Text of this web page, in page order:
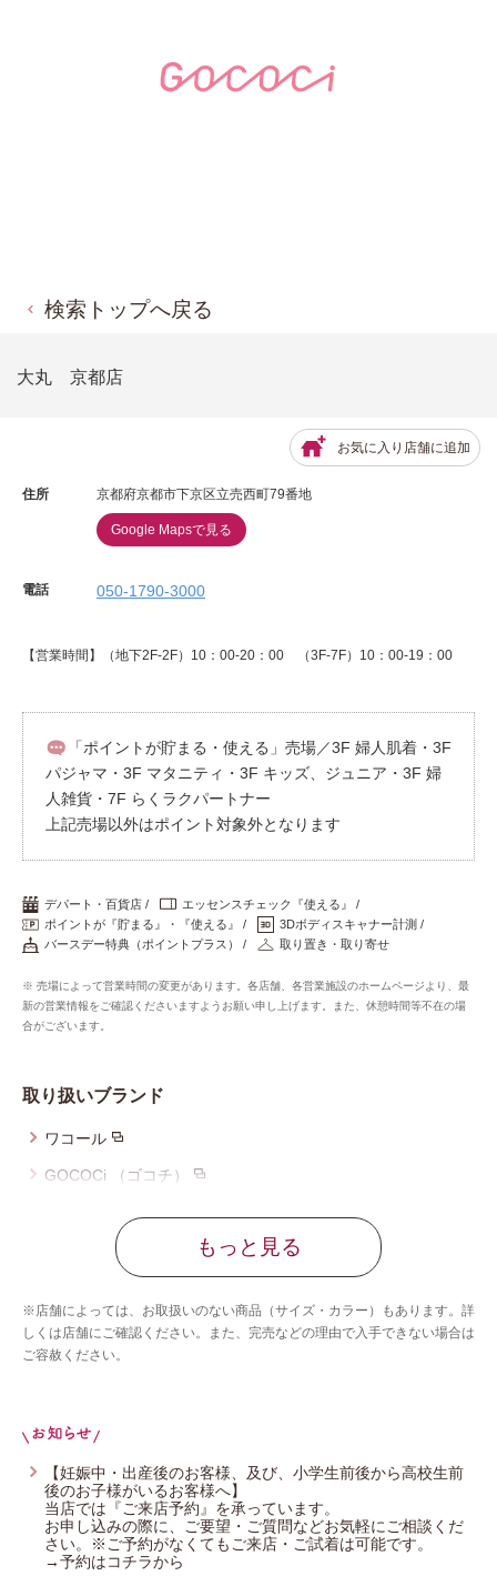
検索トップへ戻る
大丸 京都店
お気に入り店舗に追加
住所 京都府京都市下京区立売西町79番地
Google Mapsで見る
電話 050-1790-3000
【営業時間】（地下2F-2F）10：00-20：00 （3F-7F）10：00-19：00
「ポイントが貯まる・使える」売場／3F 婦人肌着・3F
パジャマ・3F マタニティ・3F キッズ、ジュニア・3F 婦
人雑貨・7F らくラクパートナー
上記売場以外はポイント対象外となります
デパート・百貨店
エッセンスチェック『使える』
ポイントが『貯まる』・『使える』
3Dボディスキャナー計測
バースデー特典（ポイントプラス）
取り置き・取り寄せ
※ 売場によって営業時間の変更があります。各店舗、各営業施設のホームページより、最
新の営業情報をご確認くださいますようお願い申し上げます。また、休憩時間等不在の場
合がございます。
取り扱いブランド
ワコール
GOCOCi （ゴコチ）
ワコール_マタニティ
ワコール_ジュニア
ワコール／睡眠科学
CW-X
ワコール_カルソン
ワコール／スイムウェア
ハンロ
もっと見る
※店舗によっては、お取扱いのない商品（サイズ・カラー）もあります。詳
しくは店舗にご確認ください。また、完売などの理由で入手できない場合は
ご容赦ください。
【妊娠中・出産後のお客様、及び、小学生前後から高校生前
後のお子様がいるお客様へ】
当店では『ご来店予約』を承っています。
お申し込みの際に、ご要望・ご質問などお気軽にご相談くだ
さい。※ご予約がなくてもご来店・ご試着は可能です。
→予約はコチラから